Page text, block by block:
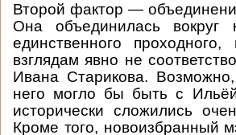
Второй фактор —
Она объединилась вокруг
единственного
взглядам явно не
Ивана Старикова.
него могло бы быть с
исторически сложились
Кроме того, новоизбранный